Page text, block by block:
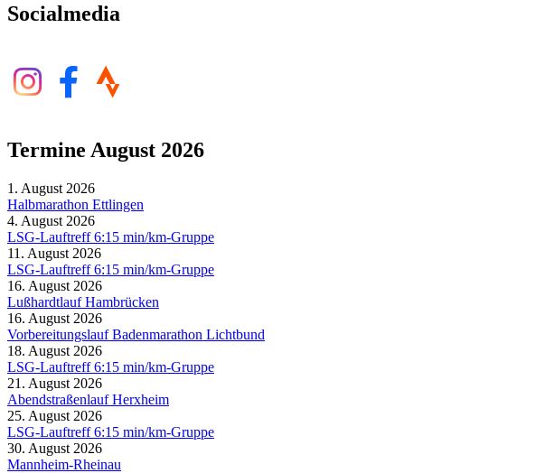
Socialmedia
Termine August 2026
1. August 2026
Halbmarathon Ettlingen
4. August 2026
LSG-Lauftreff 6:15 min/km-Gruppe
11. August 2026
LSG-Lauftreff 6:15 min/km-Gruppe
16. August 2026
Lußhardtlauf Hambrücken
16. August 2026
Vorbereitungslauf Badenmarathon Lichtbund
18. August 2026
LSG-Lauftreff 6:15 min/km-Gruppe
21. August 2026
Abendstraßenlauf Herxheim
25. August 2026
LSG-Lauftreff 6:15 min/km-Gruppe
30. August 2026
Mannheim-Rheinau